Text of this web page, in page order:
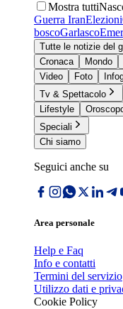
Mostra tutti
Guerra IranElezioni
boscoGarlasco
Tutte le notizie del
Cronaca
Mondo
Video
Foto
Tv & Spettacolo
Lifestyle
Speciali
Chi siamo
Seguici anche su
Area personale
Help e Faq
Info e contatti
Termini del servizio
Utilizzo dati e
Cookie Policy